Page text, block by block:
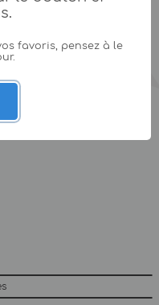
favoris, pensez à le